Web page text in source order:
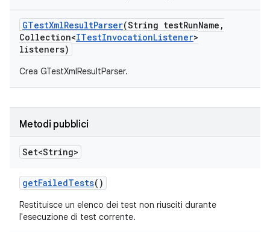
GTestXmlResultParser(String testRunName ,
Collection<ITestInvocationListener>
listeners)
Crea GTestXmlResultParser.
Metodi pubblici
Set<String>
getFailedTests()
Restituisce un elenco dei test non riusciti durante
l'esecuzione di test corrente.